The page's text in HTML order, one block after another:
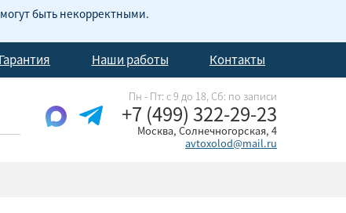
быть некорректными.
Гарантия Наши работы Контакты
Пн - Пт: с 9 до 18, Cб: по записи
+7 (499) 322-29-23
Москва, Солнечногорская, 4
avtoxolod@mail.ru